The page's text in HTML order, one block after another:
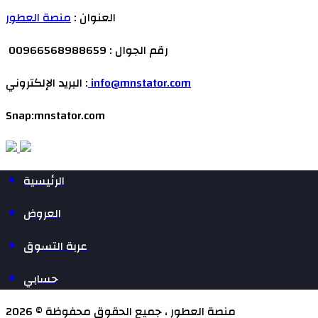
العنوان :منصة العطور
رقم الجوال : 00966568988659
البريد الإلكتروني :info@mnstator.com
Snap:mnstator.com
الرئيسية
العروض
عربة التسوق
حسابي
منصة العطور ، جميع الحقوق محفوظة © 2026